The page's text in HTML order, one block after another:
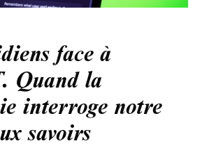
face à
Quand la
interroge notre
savoirs